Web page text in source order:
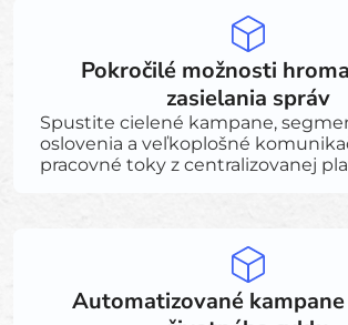
Pokročilé možnosti
zasielania správ
Spustite cielené kampane,
oslovenia a veľkoplošné
pracovné toky z centralizovanej
Automatizované